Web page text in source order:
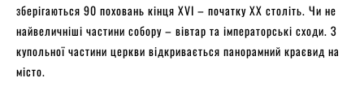
зберігаються 90 поховань кінця XVI – початку XX століть. Чи не
найвеличніші частини собору – вівтар та імператорські сходи. З
купольної частини церкви відкривається панорамний краєвид на
місто.